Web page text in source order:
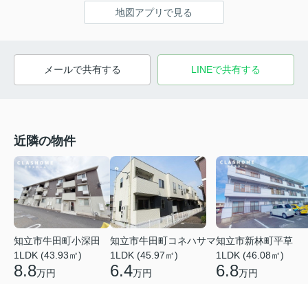
地図アプリで見る
メールで共有する LINEで共有する
近隣の物件
知立市牛田町小深田
1LDK (43.93㎡)
8.8万円
知立市牛田町コネハサマ
1LDK (45.97㎡)
6.4万円
知立市新林町平草
1LDK (46.08㎡)
6.8万円